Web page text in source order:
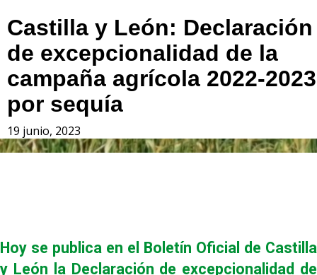
Castilla y León: Declaración
de excepcionalidad de la
campaña agrícola 2022-2023
por sequía
19 junio, 2023
Hoy se publica en el Boletín Oficial de Castilla
y León la Declaración de excepcionalidad de